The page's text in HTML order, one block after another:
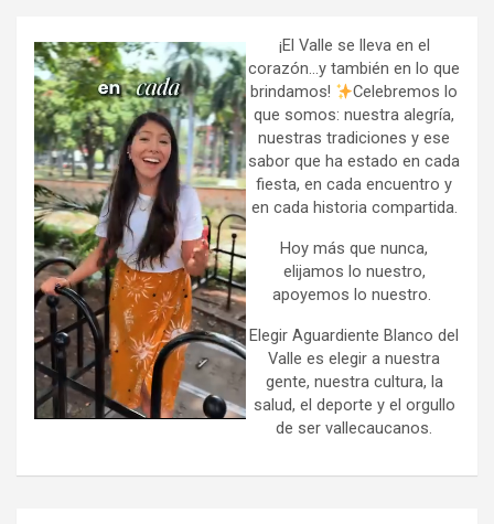
h
¡El Valle se lleva en el
corazón…y también en lo que
brindamos!
Celebremos lo
que somos: nuestra alegría,
nuestras tradiciones y ese
sabor que ha estado en cada
fiesta, en cada encuentro y
en cada historia compartida.
Hoy más que nunca,
elijamos lo nuestro,
apoyemos lo nuestro.
Elegir Aguardiente Blanco del
Valle es elegir a nuestra
gente, nuestra cultura, la
salud, el deporte y el orgullo
de ser vallecaucanos.